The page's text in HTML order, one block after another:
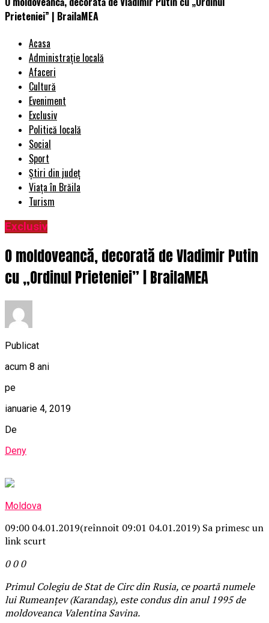
Prieteniei” | BrailaMEA
Acasa
Administrație locală
Afaceri
Cultură
Eveniment
Exclusiv
Politică locală
Social
Sport
Știri din județ
Viața în Brăila
Turism
Exclusiv
O moldoveancă, decorată de Vladimir Putin
cu „Ordinul Prieteniei” | BrailaMEA
Publicat
acum 8 ani
pe
ianuarie 4, 2019
De
Deny
Moldova
09:00 04.01.2019(reînnoit 09:01 04.01.2019) Sa primesc un
link scurt
000
Primul Colegiu de Stat de Circ din Rusia, ce poartă numele
lui Rumeanțev (Karandaș), este condus din anul 1995 de
moldoveanca Valentina Savina.